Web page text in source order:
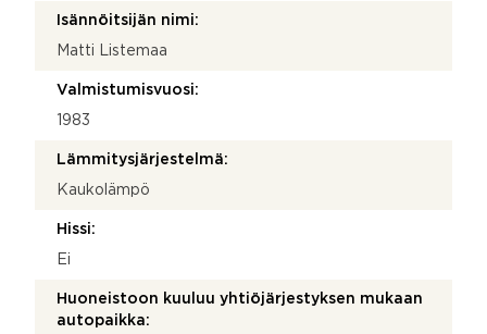
Isännöitsijän nimi:
Matti Listemaa
Valmistumisvuosi:
1983
Lämmitysjärjestelmä:
Kaukolämpö
Hissi:
Ei
Huoneistoon kuuluu yhtiöjärjestyksen mukaan
autopaikka: